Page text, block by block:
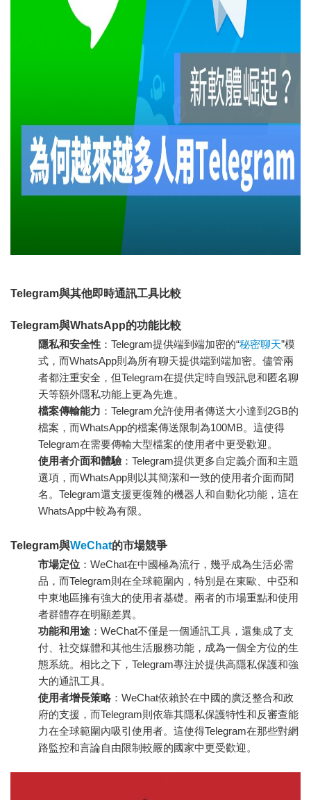
Telegram與其他即時通訊工具比較
Telegram與WhatsApp的功能比較
隱私和安全性 ：Telegram提供端到端加密的“秘密聊天”模
式，而WhatsApp則為所有聊天提供端到端加密。儘管兩
者都注重安全，但Telegram在提供定時自毀訊息和匿名聊
天等額外隱私功能上更為先進。
檔案傳輸能力 ：Telegram允許使用者傳送大小達到2GB的
檔案，而WhatsApp的檔案傳送限制為100MB。這使得
Telegram在需要傳輸大型檔案的使用者中更受歡迎。
使用者介面和體驗：Telegram提供更多自定義介面和主題
選項，而WhatsApp則以其簡潔和一致的使用者介面而聞
名。Telegram還支援更復雜的機器人和自動化功能，這在
WhatsApp中較為有限。
Telegram與WeChat的市場競爭
市場定位 ：WeChat在中國極為流行，幾乎成為生活必需
品，而Telegram則在全球範圍內，特別是在東歐、中亞和
中東地區擁有強大的使用者基礎。兩者的市場重點和使用
者群體存在明顯差異。
功能和用途 ：WeChat不僅是一個通訊工具，還集成了支
付、社交媒體和其他生活服務功能，成為一個全方位的生
態系統。相比之下，Telegram專注於提供高隱私保護和強
大的通訊工具。
使用者增長策略 ：WeChat依賴於在中國的廣泛整合和政
府的支援，而Telegram則依靠其隱私保護特性和反審查能
力在全球範圍內吸引使用者。這使得Telegram在那些對網
路監控和言論自由限制較嚴的國家中更受歡迎。